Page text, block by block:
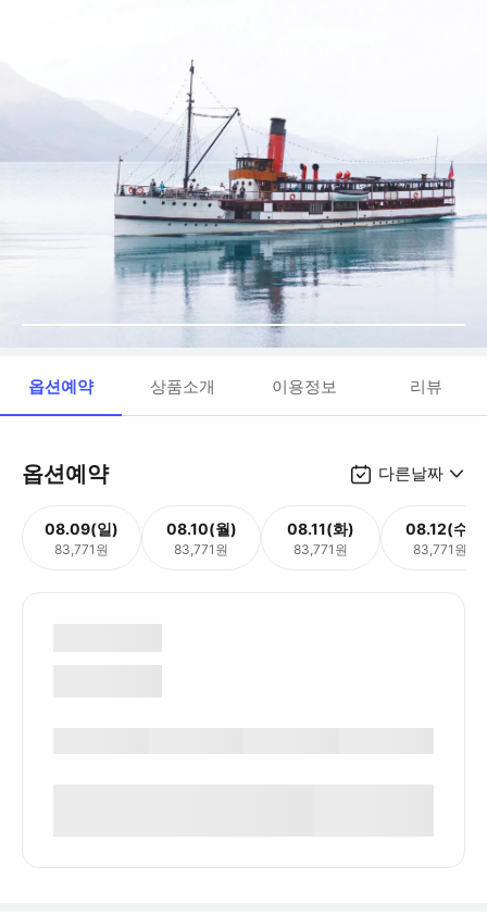
옵션예약 상품소개 이용정보 리뷰
옵션예약 다른날짜
08.09(일)
83,771원
08.10(월)
83,771원
08.11(화)
83,771원
08.12(수)
83,771원